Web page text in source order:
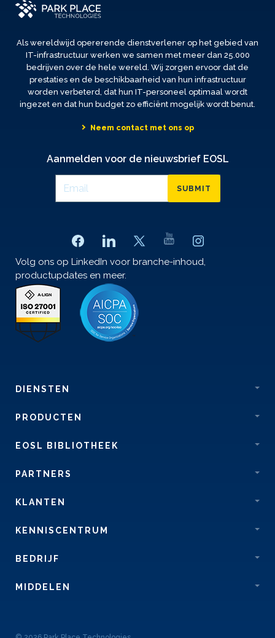
Als wereldwijd opererende dienstverlener op het gebied van
IT-infrastructuur werken we samen met meer dan 25.000
bedrijven over de hele wereld. Wij zorgen ervoor dat de
prestaties en de beschikbaarheid van hun infrastructuur
worden verbeterd, dat hun IT-personeel optimaal wordt
ingezet en dat hun budget zo efficiënt mogelijk wordt benut.
Neem contact met ons op
Aanmelden voor de nieuwsbrief EOSL
SUBMIT
Volg ons op LinkedIn voor branche-inhoud,
productupdates en meer.
DIENSTEN
PRODUCTEN
EOSL BIBLIOTHEEK
PARTNERS
KLANTEN
KENNISCENTRUM
BEDRIJF
MIDDELEN